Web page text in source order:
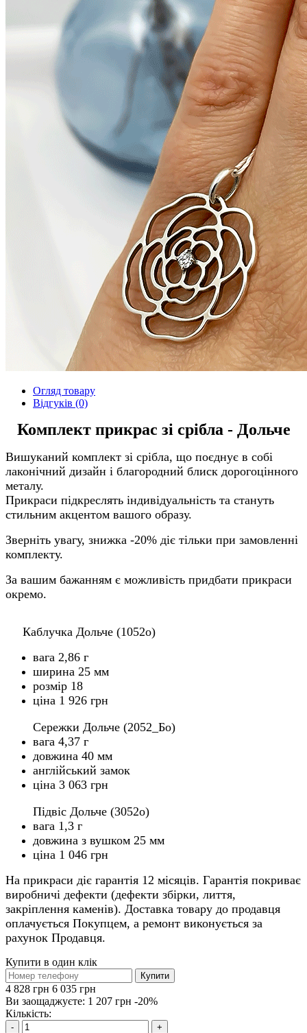
Огляд товару
Відгуків (0)
Комплект прикрас зі срібла - Дольче
Вишуканий комплект зі срібла, що поєднує в собі
лаконічний дизайн і благородний блиск дорогоцінного
металу.
Прикраси підкреслять індивідуальність та стануть
стильним акцентом вашого образу.
Зверніть увагу, знижка -20% діє тільки при замовленні
комплекту.
За вашим бажанням є можливість придбати прикраси
окремо.
Каблучка Дольче (1052o)
вага 2,86 г
ширина 25 мм
розмір 18
ціна 1 926 грн
Сережки Дольче (2052_Бo)
вага 4,37 г
довжина 40 мм
англійський замок
ціна 3 063 грн
Підвіс Дольче (3052o)
вага 1,3 г
довжина з вушком 25 мм
ціна 1 046 грн
На прикраси діє гарантія 12 місяців. Гарантія покриває
виробничі дефекти (дефекти збірки, лиття,
закріплення каменів). Доставка товару до продавця
оплачується Покупцем, а ремонт виконується за
рахунок Продавця.
Купити в один клік
Купити
4 828 грн 6 035 грн
Ви заощаджуєте: 1 207 грн -20%
Кількість:
- +